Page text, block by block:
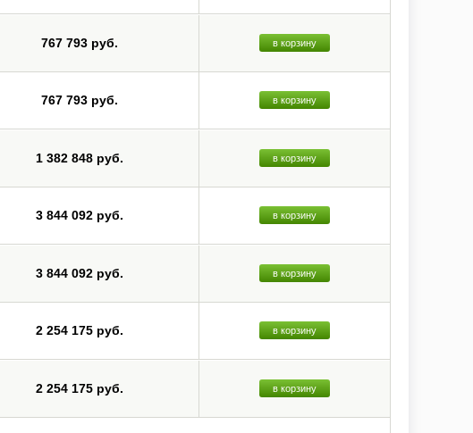
767 793 руб. в корзину
767 793 руб. в корзину
1 382 848 руб. в корзину
3 844 092 руб. в корзину
3 844 092 руб. в корзину
2 254 175 руб. в корзину
2 254 175 руб. в корзину